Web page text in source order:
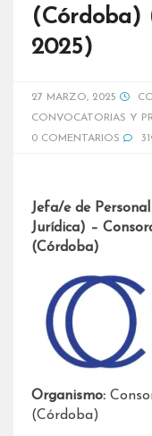
(Córdoba)
2025)
27 MARZO, 2025
CONVOCATORIAS Y
0 COMENTARIOS
Jefa/e de
Jurídica) –
(Córdoba)
Organismo:
(Córdoba)